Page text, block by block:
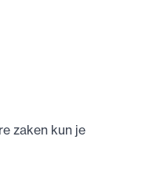
zaken kun je